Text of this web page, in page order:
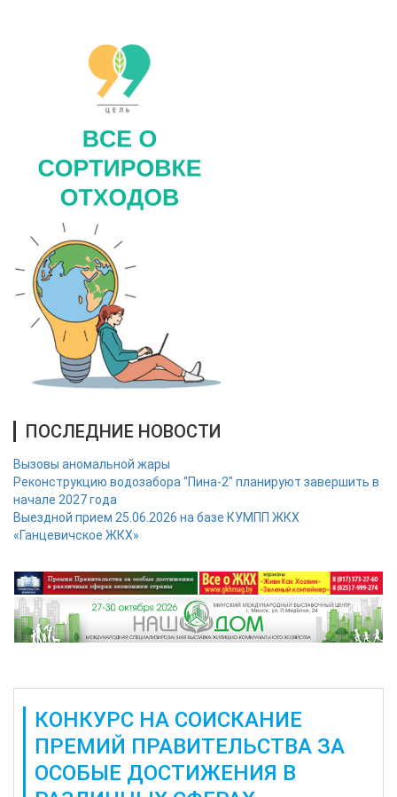
ПОСЛЕДНИЕ НОВОСТИ
Вызовы аномальной жары
Реконструкцию водозабора "Пина-2" планируют завершить в
начале 2027 года
Выездной прием 25.06.2026 на базе КУМПП ЖКХ
«Ганцевичское ЖКХ»
КОНКУРС НА СОИСКАНИЕ
ПРЕМИЙ ПРАВИТЕЛЬСТВА ЗА
ОСОБЫЕ ДОСТИЖЕНИЯ В